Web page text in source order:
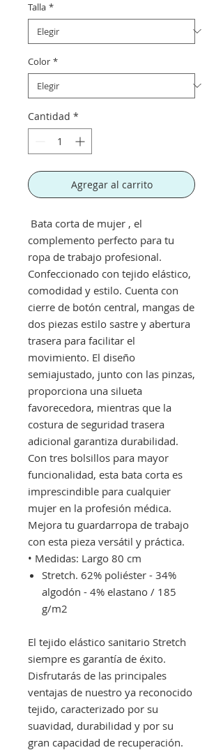
Talla *
Color *
Cantidad *
Agregar al carrito
Bata corta de mujer , el
complemento perfecto para tu
ropa de trabajo profesional.
Confeccionado con tejido elástico,
comodidad y estilo. Cuenta con
cierre de botón central, mangas de
dos piezas estilo sastre y abertura
trasera para facilitar el
movimiento. El diseño
semiajustado, junto con las pinzas,
proporciona una silueta
favorecedora, mientras que la
costura de seguridad trasera
adicional garantiza durabilidad.
Con tres bolsillos para mayor
funcionalidad, esta bata corta es
imprescindible para cualquier
mujer en la profesión médica.
Mejora tu guardarropa de trabajo
con esta pieza versátil y práctica.
• Medidas: Largo 80 cm
Stretch. 62% poliéster - 34%
algodón - 4% elastano / 185
g/m2
El tejido elástico sanitario Stretch
siempre es garantía de éxito.
Disfrutarás de las principales
ventajas de nuestro ya reconocido
tejido, caracterizado por su
suavidad, durabilidad y por su
gran capacidad de recuperación.